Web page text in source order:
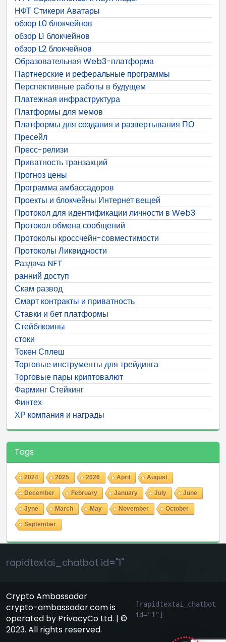
НФТ Стикери Аватары
обзор L0 блокчейнов
обзор L1 блокчейнов
обзор L2 блокчейнов
Образовательная Web3-платформа
Партнерские и реферальные программы
Перспективные работы в будущем
Платежная инфраструктура
Платформы для мемов
Платформы для создания и развертывания ПО
Пресейл
Пресс-релизи
Приватность транзакций
Прогноз цены
Программа амбассадоров
Проекты и блокчейны Интернет вещей
Протокол для идентификации личности в Web3
Протокол обмена сообщений
Протоколы кроссчейн-совместимости
Протоколы Ликвидности
Раздача NFT
ранний доступ
Скам развод
Смарт контракты и приватность
Ставки и бет платформы
Стейблкоины
стоки
Токен Сплеш
Торговые инструменты для трейдинга
Торговые пары криптовалют
Фарминг Стейкинг
Финтех
ХР компания и награды
Tags
2024 2025 2026 April August
December February January July June
Jyne March May November October
September
rapidtextai_chatbot id="1"
Crypto Ambassador
crypto-ambassador.com is
operated by PrivacyCo Ltd. | ©
2023. All rights reserved.
[rapidtextai_chatbot
id="1"]
GeekyBot